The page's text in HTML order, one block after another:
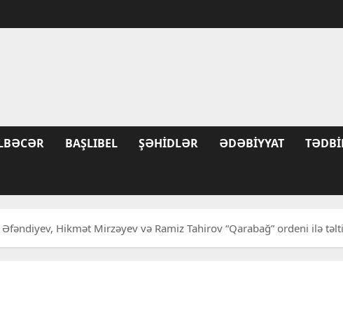
BAŞLIBEL ŞƏHIDLƏR ƏDƏBIYYAT
Hikmət Mirzəyev və Ramiz Tahirov “Qarabağ” ordeni ilə